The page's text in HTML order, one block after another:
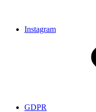
Instagram
GDPR